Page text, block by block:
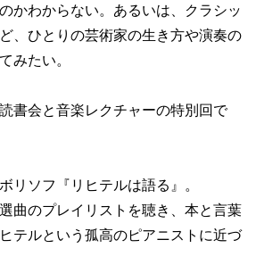
かわからない。あるいは、クラシッ
、ひとりの芸術家の生き方や演奏の
みたい。
書会と音楽レクチャーの特別回で
リソフ『リヒテルは語る』。
曲のプレイリストを聴き、本と言葉
テルという孤高のピアニストに近づ